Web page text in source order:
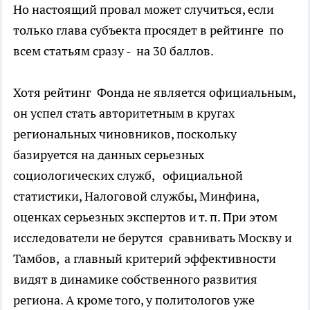
Но настоящий провал может случиться, если
только глава субъекта просядет в рейтинге по
всем статьям сразу - на 30 баллов.
Хотя рейтинг Фонда не является официальным,
он успел стать авторитетным в кругах
региональных чиновников, поскольку
базируется на данных серьезных
социологических служб, официальной
статистики, Налоговой службы, Минфина,
оценках серьезных экспертов и т. п. При этом
исследователи не берутся сравнивать Москву и
Тамбов, а главный критерий эффективности
видят в динамике собственного развития
региона. А кроме того, у политологов уже